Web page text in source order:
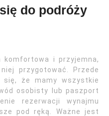
do podróży
komfortowa i przyjemna,
przygotować. Przede
się, że mamy wszystkie
osobisty lub paszport
rezerwacji wynajmu
pod ręką. Ważne jest